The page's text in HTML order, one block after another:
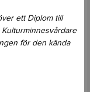
ett Diplom till
för den kända